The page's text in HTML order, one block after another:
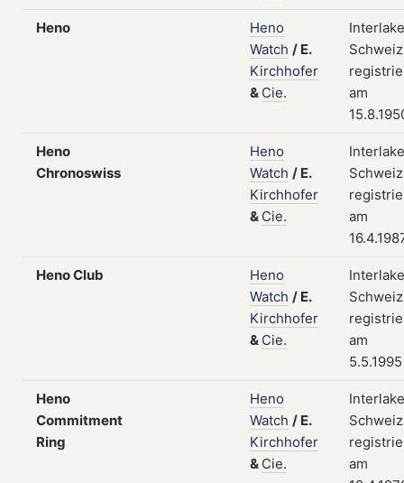
Heno
Heno
Watch / E.
Kirchhofer
& Cie.
am
Heno
Chronoswiss
Heno
Watch / E.
Kirchhofer
& Cie.
am
Heno Club
Heno
Watch / E.
Kirchhofer
& Cie.
am
5.5.1995
Heno
Commitment
Ring
Heno
Watch / E.
Kirchhofer
& Cie.
am